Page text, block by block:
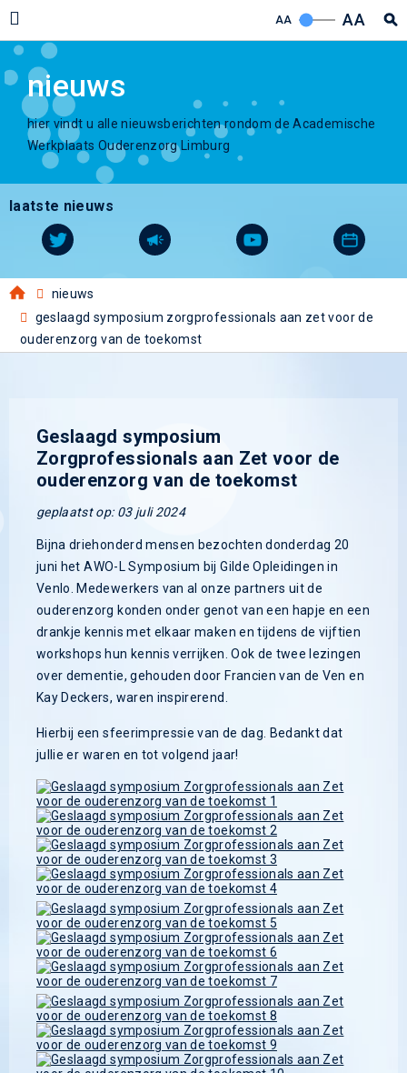
AA AA
nieuws
hier vindt u alle nieuwsberichten rondom de Academische
Werkplaats Ouderenzorg Limburg
laatste nieuws
nieuws
geslaagd symposium zorgprofessionals aan zet voor de
ouderenzorg van de toekomst
Geslaagd symposium
Zorgprofessionals aan Zet voor de
ouderenzorg van de toekomst
geplaatst op: 03 juli 2024
Bijna driehonderd mensen bezochten donderdag 20
juni het AWO-L Symposium bij Gilde Opleidingen in
Venlo. Medewerkers van al onze partners uit de
ouderenzorg konden onder genot van een hapje en een
drankje kennis met elkaar maken en tijdens de vijftien
workshops hun kennis verrijken. Ook de twee lezingen
over dementie, gehouden door Francien van de Ven en
Kay Deckers, waren inspirerend.
Hierbij een sfeerimpressie van de dag. Bedankt dat
jullie er waren en tot volgend jaar!